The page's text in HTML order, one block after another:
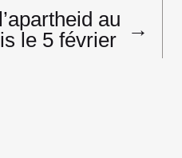
au
le 5 février
→